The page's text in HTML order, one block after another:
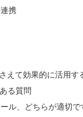
携
えて効果的に活用す
る質問
ル、どちらが適切で